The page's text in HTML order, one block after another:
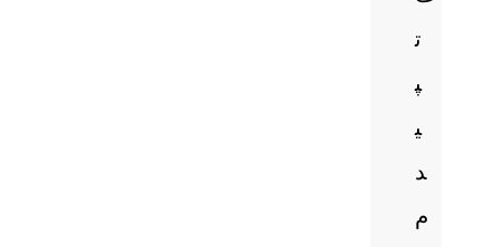
ت
پ
ی
د
م